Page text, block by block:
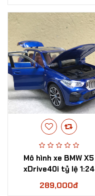
Mô hình xe BMW X5
xDrive40i tỷ lệ 1:24
289,000đ